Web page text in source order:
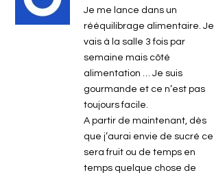
Je me lance dans un
rééquilibrage alimentaire. Je
vais à la salle 3 fois par
semaine mais côté
alimentation … Je suis
gourmande et ce n’est pas
toujours facile.
A partir de maintenant, dès
que j’aurai envie de sucré ce
sera fruit ou de temps en
temps quelque chose de